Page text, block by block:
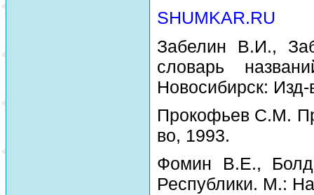
SHUMKAR.RU
Забелин В.И.,
словарь
Новосибирск:
Прокофьев С.М.
во, 1993.
Фомин В.Е., Болд
Республики. М.: